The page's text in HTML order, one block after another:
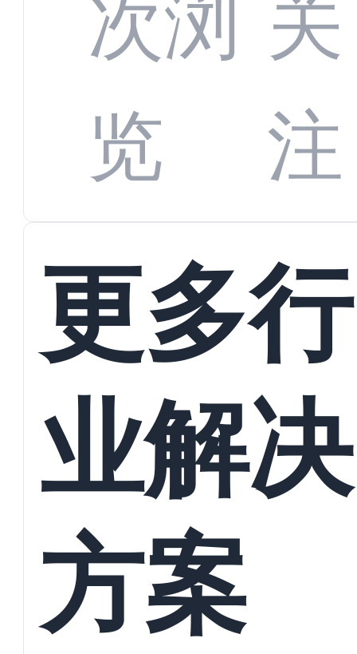
数字化
蜕变
数据对
接
次浏
览
关
注
更多行
业解决
方案